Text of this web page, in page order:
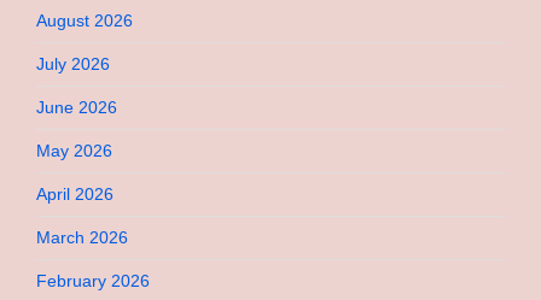
August 2026
July 2026
June 2026
May 2026
April 2026
March 2026
February 2026